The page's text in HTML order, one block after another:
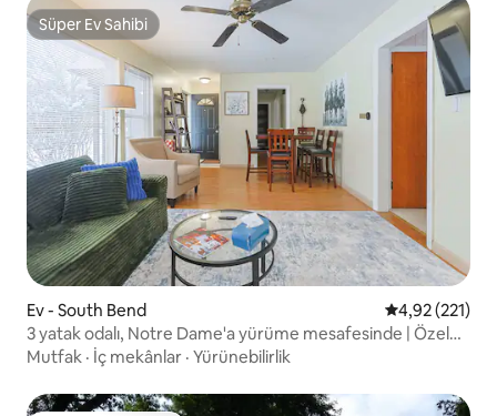
Süper Ev Sahibi
Süper Ev Sahibi
Ev - South Bend 5 üzerinden
4,92 (221)
3 yatak odalı, Notre Dame'a yürüme mesafesinde | Özel
bahçe + otopark
Mutfak · İç mekânlar · Yürünebilirlik